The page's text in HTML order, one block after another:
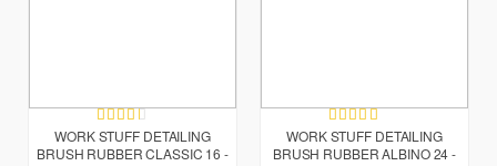
Bewertung:
60%
WORK STUFF DETAILING
BRUSH RUBBER CLASSIC 16 -
Bewertung:
100%
WORK STUFF DETAILING
BRUSH RUBBER ALBINO 24 -